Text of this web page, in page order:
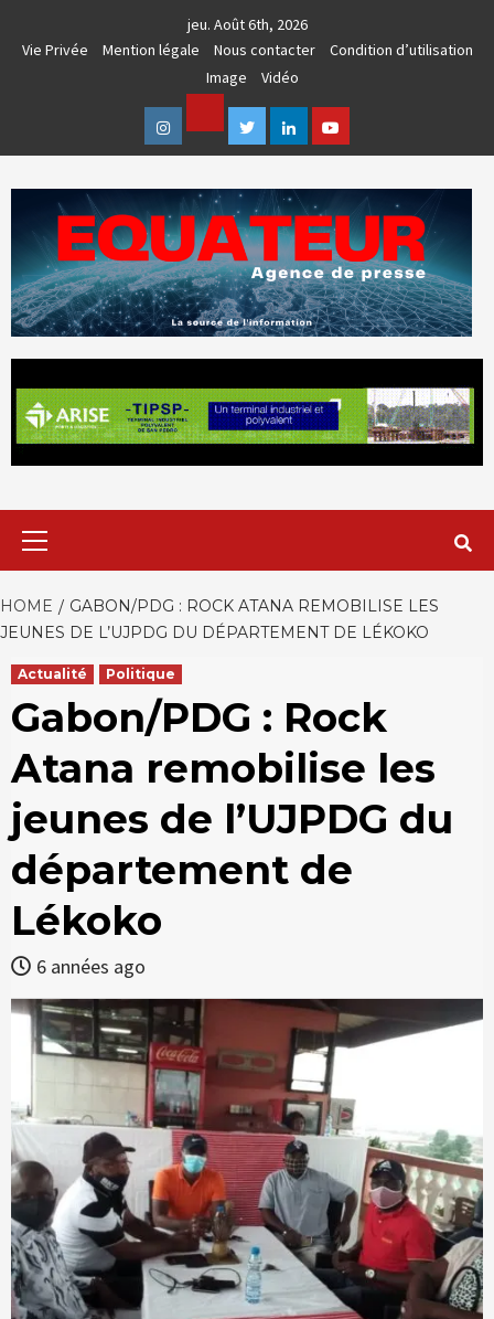
jeu. Août 6th, 2026
Vie Privée
Mention légale Nous contacter
Condition d’utilisation
Image
Vidéo
Instagram
Facebook
TwitterLinkedinYoutube
EQUATEUR
HOME
GABON/PDG : ROCK ATANA REMOBILISE LES
JEUNES DE L’UJPDG DU DÉPARTEMENT DE LÉKOKO
Actualité Politique
Gabon/PDG : Rock
Atana remobilise les
jeunes de l’UJPDG du
département de
Lékoko
6 années ago